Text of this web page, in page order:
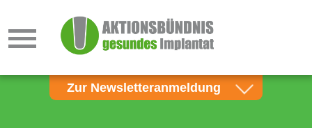
Newsletter für Zahnärzte
Zur Newsletteranmeldung